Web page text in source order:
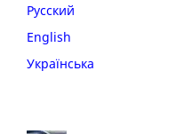
Русский
English
Українська